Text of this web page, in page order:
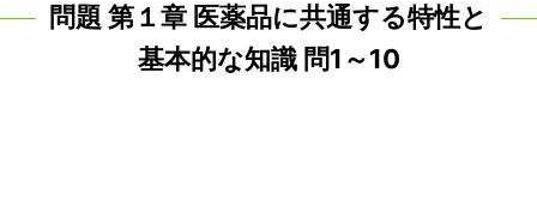
問題 第１章 医薬品に共通する特性と
基本的な知識 問1～10